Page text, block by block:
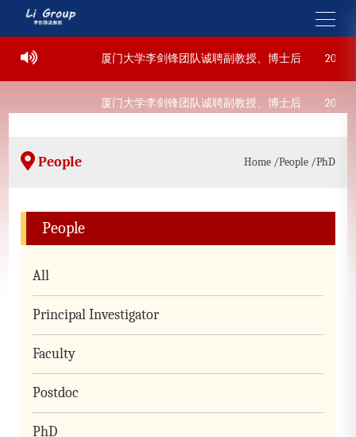
厦门大学李剑锋团队诚聘副教授、博士后 2022-09-
厦门大学李剑锋团队诚聘副教授、博士后 2022-09-
People Home /People /PhD
People
All
Principal Investigator
Faculty
Postdoc
PhD